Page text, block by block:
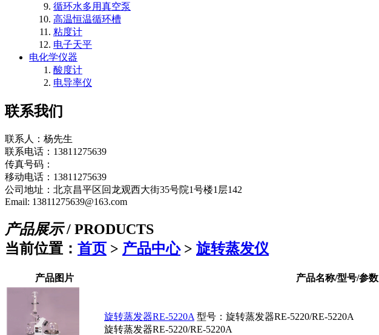
循环水多用真空泵
高温恒温循环槽
粘度计
电子天平
电化学仪器
酸度计
电导率仪
联系我们
联系人：杨先生
联系电话：13811275639
传真号码：
移动电话：13811275639
公司地址：北京昌平区回龙观西大街35号院1号楼1层142
Email: 13811275639@163.com
产品展示 / PRODUCTS
当前位置： 首页 > 产品中心> 旋转蒸发仪
产品图片 产品名称/型号/参数
旋转蒸发器RE-5220A 型号：旋转蒸发器RE-5220/RE-5220A
旋转蒸发器RE-5220/RE-5220A